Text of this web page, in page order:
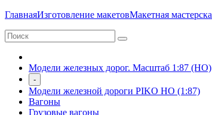
ГлавнаяИзготовление макетовМакетная
Модели железных дорог. Масштаб 1:87 (HO)
-
Модели железной дороги PIKO HO (1:87)
Вагоны
Грузовые вагоны